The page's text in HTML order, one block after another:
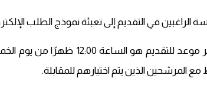
في التقديم إلى تعبئة نموذج الطلب
المرشحين الذين يتم اختيارهم للمقابلة.